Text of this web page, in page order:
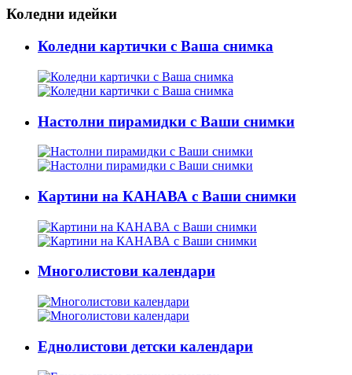
Коледни идейки
Коледни картички с Ваша снимка
Настолни пирамидки с Ваши снимки
Картини на КАНАВА с Ваши снимки
Многолистови календари
Еднолистови детски календари